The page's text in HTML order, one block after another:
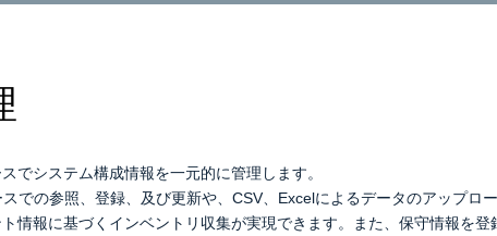
でシステム構成情報を一元的に管理します。
での参照、登録、及び更新や、CSV、Excelによるデータのアップロ
情報に基づくインベントリ収集が実現できます。また、保守情報を登